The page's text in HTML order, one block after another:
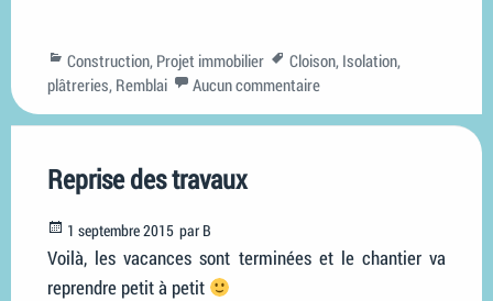
Categories
Construction, Projet immobilier Tags
Cloison, Isolation,
plâtreries, Remblai Aucun commentaire
Reprise des travaux
Posted
on
1 septembre 2015 par B
Voilà, les vacances sont terminées et le chantier va
reprendre petit à petit